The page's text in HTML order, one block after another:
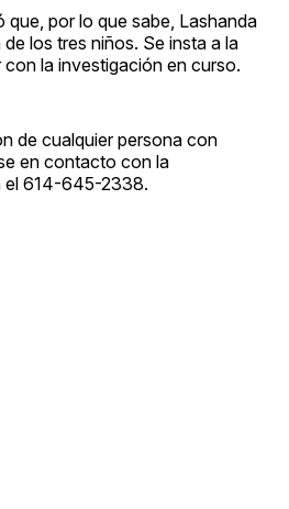
por lo que sabe, Lashanda
los tres niños. Se insta a la
la investigación en curso.
de cualquier persona con
en contacto con la
el 614-645-2338.